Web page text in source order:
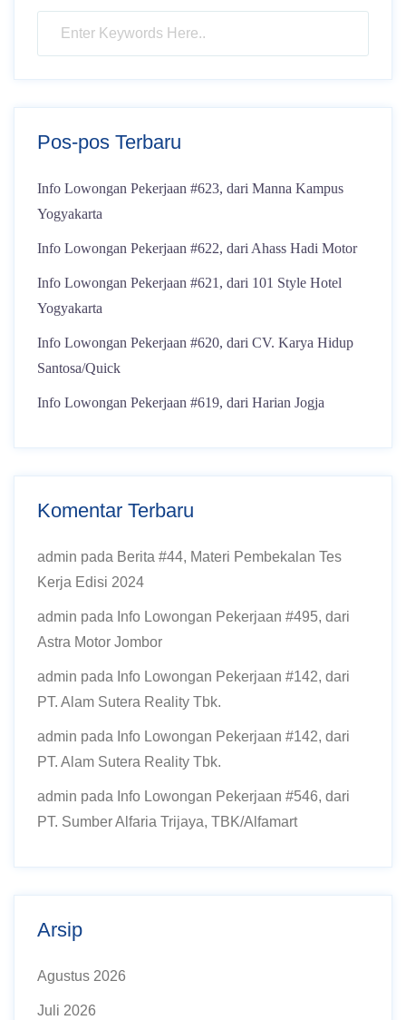
Pos-pos Terbaru
Info Lowongan Pekerjaan #623, dari Manna Kampus
Yogyakarta
Info Lowongan Pekerjaan #622, dari Ahass Hadi Motor
Info Lowongan Pekerjaan #621, dari 101 Style Hotel
Yogyakarta
Info Lowongan Pekerjaan #620, dari CV. Karya Hidup
Santosa/Quick
Info Lowongan Pekerjaan #619, dari Harian Jogja
Komentar Terbaru
admin pada Berita #44, Materi Pembekalan Tes
Kerja Edisi 2024
admin pada Info Lowongan Pekerjaan #495, dari
Astra Motor Jombor
admin pada Info Lowongan Pekerjaan #142, dari
PT. Alam Sutera Reality Tbk.
admin pada Info Lowongan Pekerjaan #142, dari
PT. Alam Sutera Reality Tbk.
admin pada Info Lowongan Pekerjaan #546, dari
PT. Sumber Alfaria Trijaya, TBK/Alfamart
Arsip
Agustus 2026
Juli 2026